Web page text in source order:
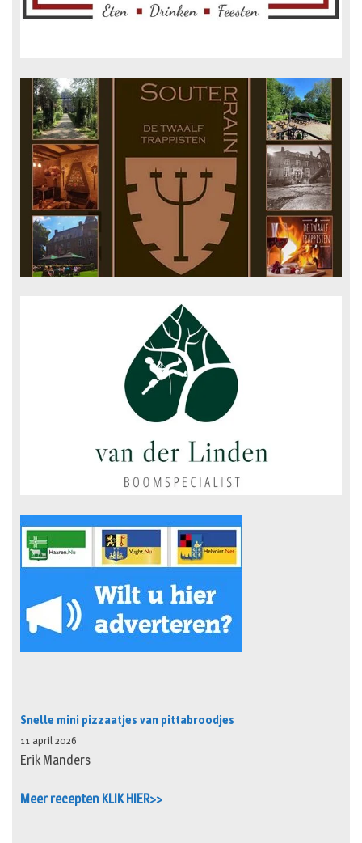
Snelle mini pizzaatjes van pittabroodjes
11 april 2026
Erik Manders
Meer recepten KLIK HIER>>